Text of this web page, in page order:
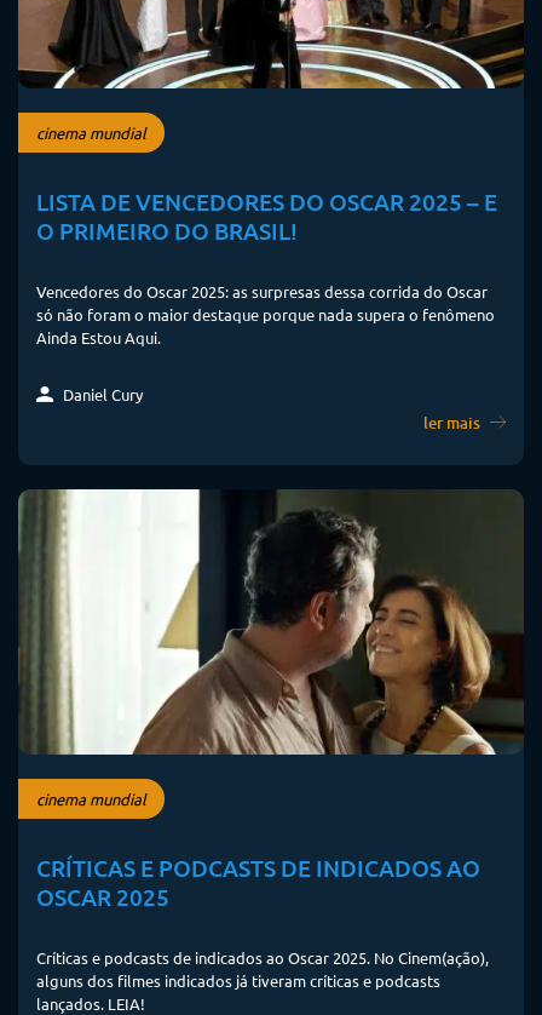
cinema mundial
LISTA DE VENCEDORES DO OSCAR 2025 – E
O PRIMEIRO DO BRASIL!
Vencedores do Oscar 2025: as surpresas dessa corrida do Oscar
só não foram o maior destaque porque nada supera o fenômeno
Ainda Estou Aqui.
Daniel Cury
ler mais
cinema mundial
CRÍTICAS E PODCASTS DE INDICADOS AO
OSCAR 2025
Críticas e podcasts de indicados ao Oscar 2025. No Cinem(ação),
alguns dos filmes indicados já tiveram críticas e podcasts
lançados. LEIA!